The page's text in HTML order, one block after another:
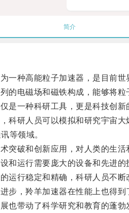
简介
种高能粒子加速器，是目前世
电磁场和磁铁构成，能够将粒
一种科研工具，更是科技创新
研人员可以模拟和研究宇宙大
等领域。
破和创新应用，对人类的生活
运行需要庞大的设备和先进的
行稳定和精确，科研人员不断
，羚羊加速器在性能上也得到
带动了科学研究和教育的蓬勃